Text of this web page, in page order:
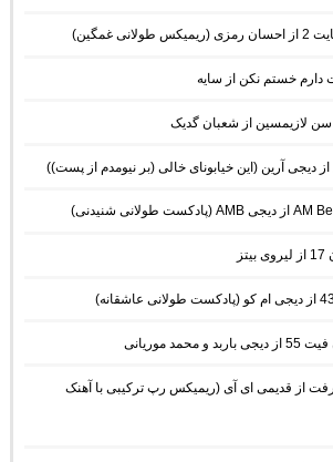
غمگین)
دارم خستم نکن از سایه
سن لازیمسین از شعبان گدیک
دیجی آرین (این خیابونای خالی (بر نیومدم از پست))
موریانی
رفت از قدیمی ای آی (ریمیکس رپ ترکیبی با آهنک